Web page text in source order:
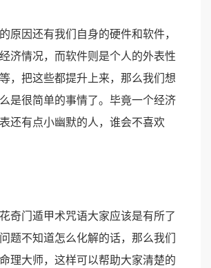
因还有我们自身的硬件和软件，
济情况，而软件则是个人的外表性
，把这些都提升上来，那么我们想
是很简单的事情了。毕竟一个经济
还有点小幽默的人，谁会不喜欢
门遁甲术咒语大家应该是有所了
题不知道怎么化解的话，那么我们
理大师，这样可以帮助大家清楚的